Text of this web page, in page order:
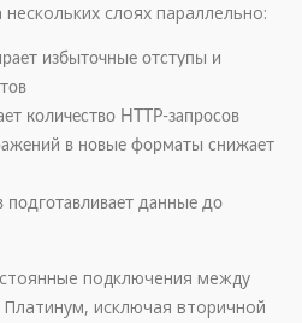
слоях параллельно:
избыточные отступы и
количество HTTP-запросов
в новые форматы снижает
подготавливает данные до
подключения между
исключая вторичной